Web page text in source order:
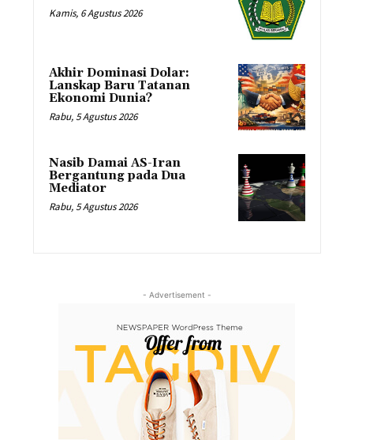
Kamis, 6 Agustus 2026
Akhir Dominasi Dolar:
Lanskap Baru Tatanan
Ekonomi Dunia?
Rabu, 5 Agustus 2026
Nasib Damai AS-Iran
Bergantung pada Dua
Mediator
Rabu, 5 Agustus 2026
- Advertisement -